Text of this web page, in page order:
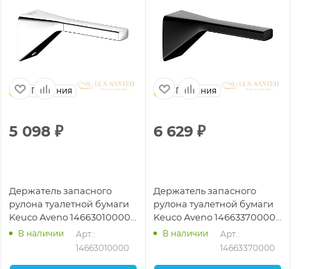
Германия
5 098 ₽
Держатель запасного
рулона туалетной бумаги
Keuco Aveno 14663010000,
с клеевым набором, хром
В наличии
Арт.:
14663010000
Германия
6 629 ₽
Держатель запасного
рулона туалетной бумаги
Keuco Aveno 14663370000,
с клеевым набором,
черный матовый
В наличии
Арт.:
14663370000